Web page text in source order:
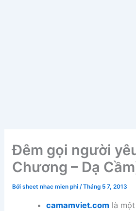
Đêm gọi người
Chương – Dạ
Bởisheet nhac mien phi/Tháng 5 7, 2013
camamviet.com là